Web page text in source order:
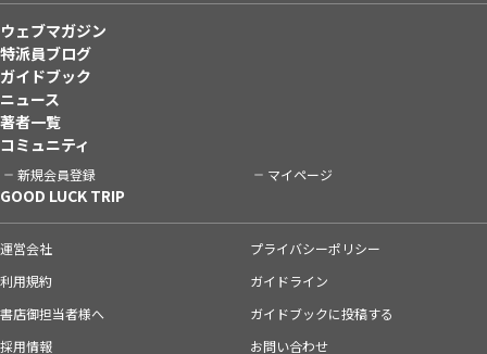
ウェブマガジン
特派員ブログ
ガイドブック
ニュース
著者一覧
コミュニティ
新規会員登録 マイページ
GOOD LUCK TRIP
運営会社
プライバシーポリシー
利用規約
ガイドライン
書店御担当者様へ
ガイドブックに投稿する
採用情報
お問い合わせ